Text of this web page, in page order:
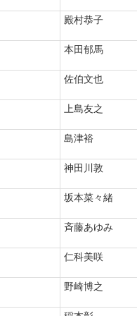
殿村恭子
本田郁馬
佐伯文也
上島友之
島津裕
神田川敦
坂本菜々緒
斉藤あゆみ
仁科美咲
野崎博之